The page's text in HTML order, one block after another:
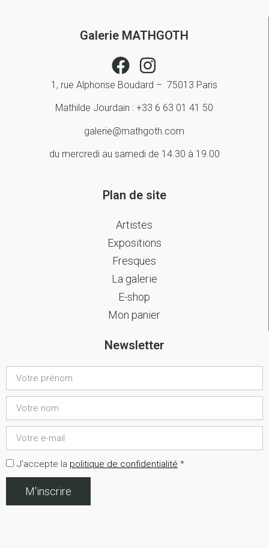
Galerie MATHGOTH
1, rue Alphonse Boudard – 75013 Paris
Mathilde Jourdain : +33 6 63 01 41 50
galerie@mathgoth.com
du mercredi au samedi de 14.30 à 19.00
Plan de site
Artistes
Expositions
Fresques
La galerie
E-shop
Mon panier
Newsletter
J'accepte la politique de confidentialité *
M'inscrire